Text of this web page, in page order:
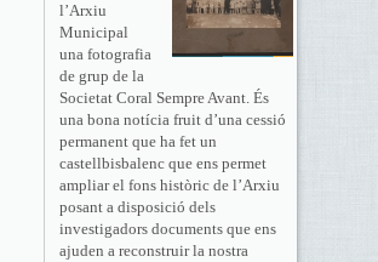
l’Arxiu
Municipal
una fotografia
de grup de la
Societat Coral Sempre Avant. És
una bona notícia fruit d’una cessió
permanent que ha fet un
castellbisbalenc que ens permet
ampliar el fons històric de l’Arxiu
posant a disposició dels
investigadors documents que ens
ajuden a reconstruir la nostra